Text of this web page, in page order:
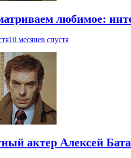
любимое:
10 месяцев спустя
актер Алексей